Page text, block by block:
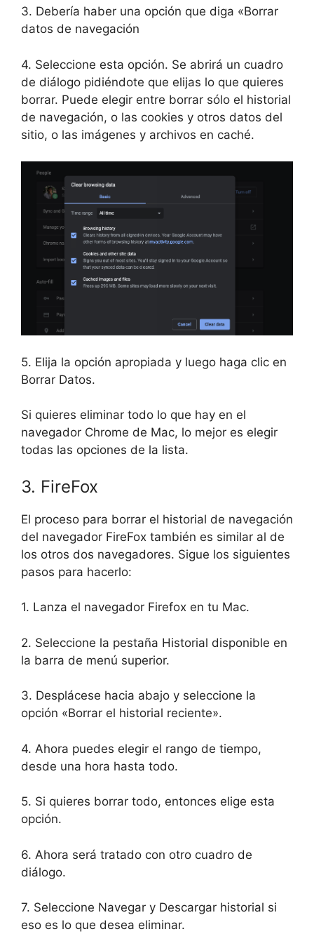
3. Debería haber una opción que diga «Borrar
datos de navegación
4. Seleccione esta opción. Se abrirá un cuadro
de diálogo pidiéndote que elijas lo que quieres
borrar. Puede elegir entre borrar sólo el historial
de navegación, o las cookies y otros datos del
sitio, o las imágenes y archivos en caché.
5. Elija la opción apropiada y luego haga clic en
Borrar Datos.
Si quieres eliminar todo lo que hay en el
navegador Chrome de Mac, lo mejor es elegir
todas las opciones de la lista.
3. FireFox
El proceso para borrar el historial de navegación
del navegador FireFox también es similar al de
los otros dos navegadores. Sigue los siguientes
pasos para hacerlo:
1. Lanza el navegador Firefox en tu Mac.
2. Seleccione la pestaña Historial disponible en
la barra de menú superior.
3. Desplácese hacia abajo y seleccione la
opción «Borrar el historial reciente».
4. Ahora puedes elegir el rango de tiempo,
desde una hora hasta todo.
5. Si quieres borrar todo, entonces elige esta
opción.
6. Ahora será tratado con otro cuadro de
diálogo.
7. Seleccione Navegar y Descargar historial si
eso es lo que desea eliminar.